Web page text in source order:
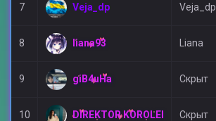
7 Veja_dp Veja_dp
8 liana93 Liana
9 giB4uHa Скрыт
10 DIREKTOR KOROLEI Скрыт